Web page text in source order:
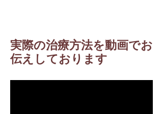
実際の治療方法を動画でお
伝えしております